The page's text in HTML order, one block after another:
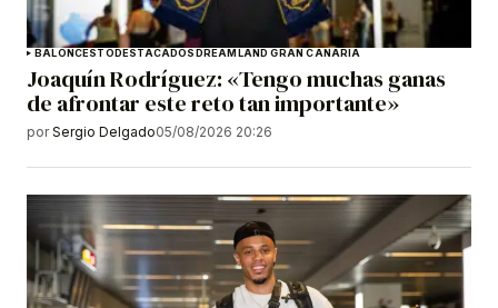
BALONCESTO DESTACADOS DREAMLAND GRAN CANARIA
Joaquín Rodríguez: «Tengo muchas ganas
de afrontar este reto tan importante»
por Sergio Delgado05/08/2026 20:26